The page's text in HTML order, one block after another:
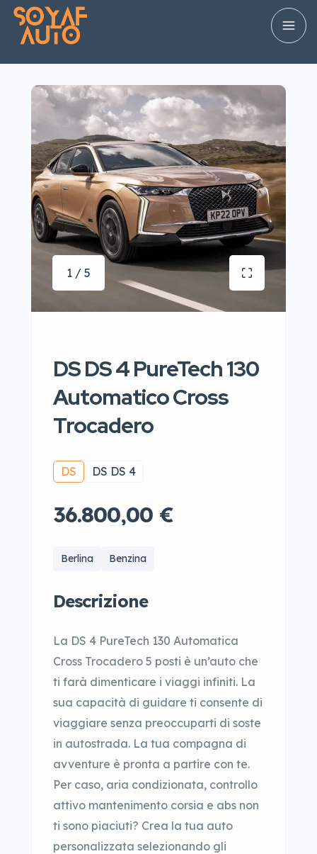
1 / 5
DS DS 4 PureTech 130
Automatico Cross
Trocadero
DS DS DS 4
36.800,00 €
Berlina Benzina
Descrizione
La DS 4 PureTech 130 Automatica
Cross Trocadero 5 posti è un’auto che
ti farà dimenticare i viaggi infiniti. La
sua capacità di guidare ti consente di
viaggiare senza preoccuparti di soste
in autostrada. La tua compagna di
avventure è pronta a partire con te.
Per caso, aria condizionata, controllo
attivo mantenimento corsia e abs non
ti sono piaciuti? Crea la tua auto
personalizzata selezionando gli